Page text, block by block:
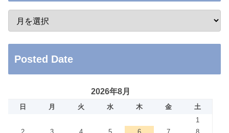
Posted Date
2026年8月
日 月 火 水 木 金
土
1